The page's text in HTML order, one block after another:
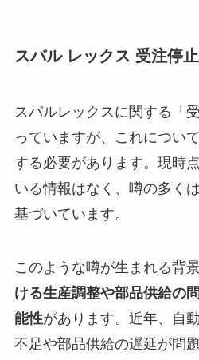
スバル レックス 受注停
スバルレックスに関する「
っていますが、これについ
する必要があります。現時
いる情報はなく、噂の多く
基づいています。
このような噂が生まれる背景
ける生産調整や部品供給の
能性があります。近年、自
不足や部品供給の遅延が問